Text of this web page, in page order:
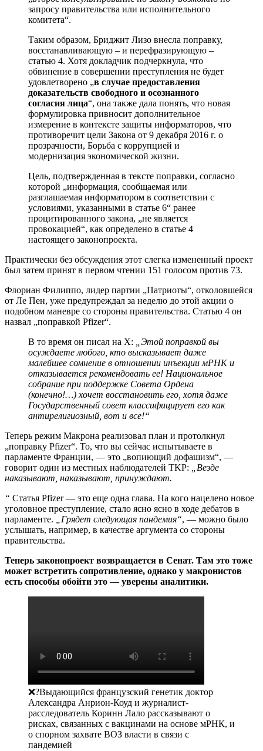
запросу правительства или исполнительного
комитета“.
Таким образом, Бриджит Лизо внесла поправку,
восстанавливающую – и перефразирующую –
статью 4. Хотя докладчик подчеркнула, что
обвинение в совершении преступления не будет
удовлетворено „в случае предоставления
доказательств свободного и осознанного
согласия лица“, она также дала понять, что новая
формулировка привносит дополнительное
измерение в контексте защиты информаторов, что
противоречит цели Закона от 9 декабря 2016 г. о
прозрачности, Борьба с коррупцией и
модернизация экономической жизни.
Цель, подтвержденная в тексте поправки, согласно
которой „информация, сообщаемая или
разглашаемая информатором в соответствии с
условиями, указанными в статье 6“ ранее
процитированного закона, „не является
провокацией“, как определено в статье 4
настоящего законопроекта.
Практически без обсуждения этот слегка измененный проект
был затем принят в первом чтении 151 голосом против 73.
Флориан Филиппо, лидер партии „Патриоты“, отколовшейся
от Ле Пен, уже предупреждал за неделю до этой акции о
подобном маневре со стороны правительства. Статью 4 он
назвал „поправкой Pfizer“.
В то время он писал на X:
„Этой поправкой вы
осуждаете любого, кто высказывает даже
малейшее сомнение в отношении инъекции мРНК и
отказывается рекомендовать ее! Национальное
собрание при поддержке Совета Ордена
(конечно!…) хочет восстановить его, хотя даже
Государственный совет классифицирует его как
антирелигиозный, вот и все!“
Теперь режим Макрона реализовал план и протолкнул
„поправку Pfizer“. То, что вы сейчас испытываете в
парламенте Франции, — это „вопиющий дофашизм“, —
говорит один из местных наблюдателей TKP:
„Везде
наказывают, наказывают, принуждают.
“ Статья Pfizer — это еще одна глава. На кого нацелено новое
уголовное преступление, стало ясно ясно в ходе дебатов в
парламенте.
„Грядет следующая пандемия“, — можно было
услышать, например, в качестве аргумента со стороны
правительства.
Теперь законопроект возвращается в Сенат. Там это тоже
может встретить сопротивление, однако у макронистов
есть способы обойти это — уверены аналитики.
❌?Выдающийся французский генетик доктор
Александра Анрион-Коуд и журналист-
расследователь Коринн Лало рассказывают о
рисках, связанных с вакцинами на основе мРНК, и
о спорном захвате ВОЗ власти в связи с
пандемией